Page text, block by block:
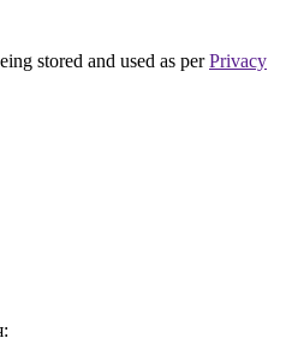
stored and used as perPrivacy